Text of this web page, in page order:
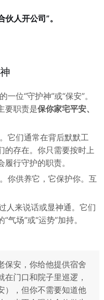
人开公司”。
一位“守护神”或“保安”。
要职责是保你家宅平安、
它们通常在背后默默工
的存在。你只需要按时上
行守护的职责。
你供养它，它保护你。互
人来说话或显神通。它们
气场”或“运势”加持。
保安，你给他提供宿舍
门口和院子里巡逻，
），但你不需要知道他